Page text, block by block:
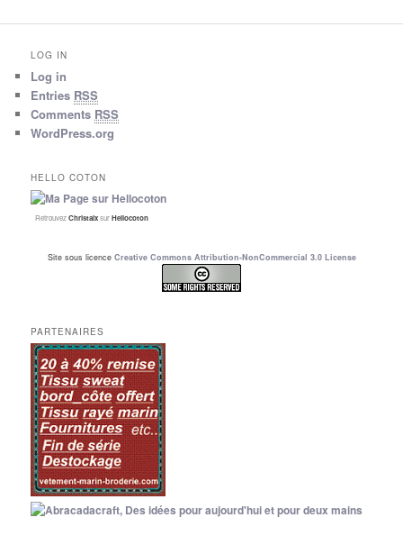
LOG IN
Log in
Entries RSS
Comments RSS
WordPress.org
HELLO COTON
RetrouvezChristalxsurHellocoton
Site sous licence Creative Commons Attribution-NonCommercial 3.0 License
PARTENAIRES